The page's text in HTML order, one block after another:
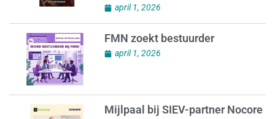
april 1, 2026
FMN zoekt bestuurder
april 1, 2026
Mijlpaal bij SIEV-partner Nocore